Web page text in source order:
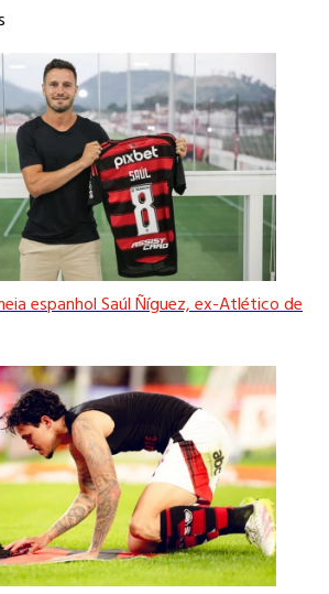
espanhol Saúl Ñíguez, ex-Atlético de